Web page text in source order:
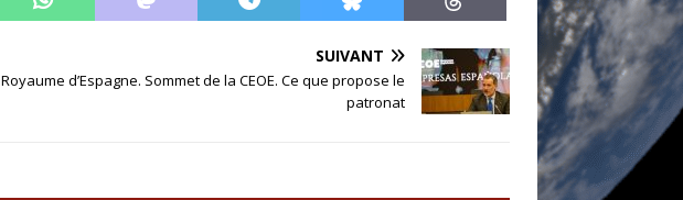
SUIVANT
Royaume d’Espagne. Sommet de la CEOE. Ce que propose le
patronat